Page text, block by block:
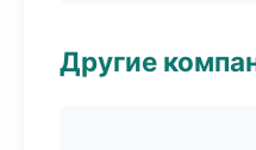
Другие